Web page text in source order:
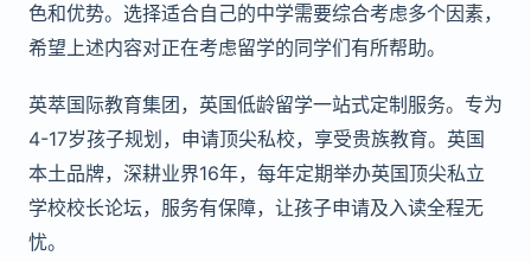
色和优势。选择适合自己的中学需要综合考虑多个因素，
希望上述内容对正在考虑留学的同学们有所帮助。
英萃国际教育集团，英国低龄留学一站式定制服务。专为
4-17岁孩子规划，申请顶尖私校，享受贵族教育。英国
本土品牌，深耕业界16年，每年定期举办英国顶尖私立
学校校长论坛，服务有保障，让孩子申请及入读全程无
忧。